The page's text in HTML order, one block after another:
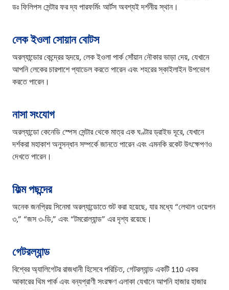
ডঃ ফিলিপস সেন্টার ফর দ্য পারফর্মিং আর্টস অবশ্যই দর্শনীয় স্থান।
লেক ইওলা সোয়ান বোটস
অরল্যান্ডোর কেন্দ্রের হৃদয়ে, লেক ইওলা পার্ক সোঁয়ান নৌকার ভাড়া দেয়, যেখানে
আপনি লেকের চারপাশে প্যাডেল করতে পারেন এবং শহরের স্কাইলাইন উপভোগ
করতে পারেন।
নাসা সংযোগ
অরল্যান্ডো কেনেডি স্পেস সেন্টার থেকে মাত্র এক ঘণ্টার ড্রাইভ দূরে, যেখানে
দর্শকরা মহাকাশ অনুসন্ধান সম্পর্কে জানতে পারেন এবং এমনকি রকেট উৎক্ষেপণও
দেখতে পারেন।
ফিল্ম পছন্দের
অনেক জনপ্রিয় সিনেমা অরল্যান্ডোতে শুট করা হয়েছে, যার মধ্যে “লেথাল ওয়েপন
৩,” “জস ৩-ডি,” এবং “টমরোল্যান্ড” এর দৃশ্য রয়েছে।
গেটরল্যান্ড
বিশ্বের অ্যালিগেটর রাজধানী হিসেবে পরিচিত, গেটরল্যান্ড একটি 110 একর
আকারের থিম পার্ক এবং বন্যপ্রাণী সংরক্ষণ এলাকা যেখানে আপনি হাজার হাজার